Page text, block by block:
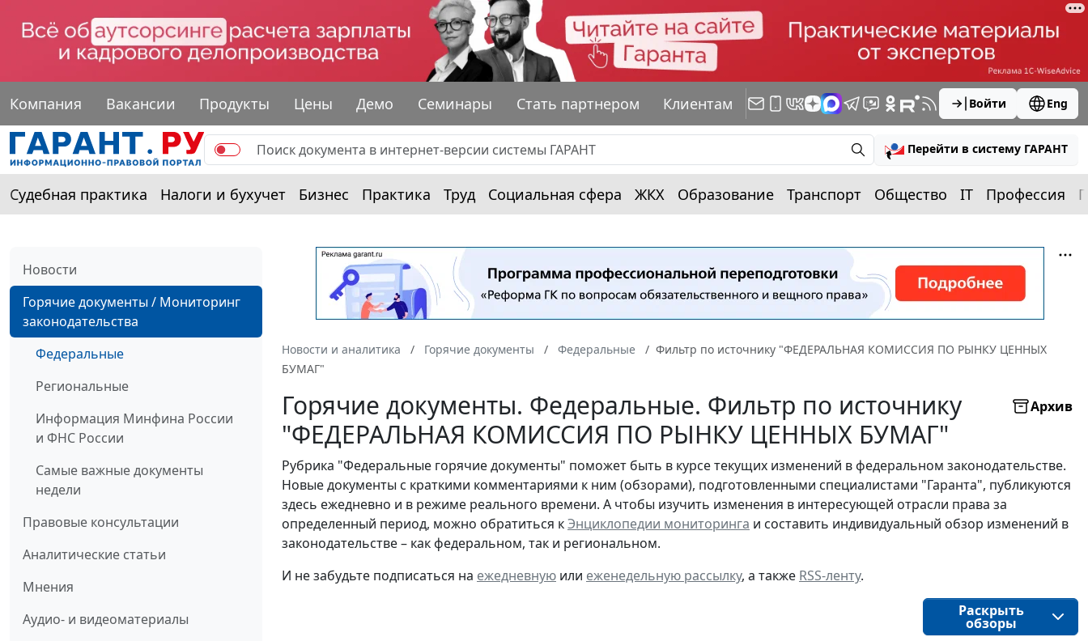
Компания Вакансии Продукты Цены Демо Семинары Стать партнером Клиентам Войти Eng
Перейти в систему ГАРАНТ
Судебная практика Налоги и бухучет Бизнес Практика Труд Социальная сфера ЖКХ Образование Транспорт Общество IT Профессия
Новости
Горячие документы / Мониторинг
законодательства
Федеральные
Региональные
Информация Минфина России
и ФНС России
Самые важные документы
недели
Правовые консультации
Аналитические статьи
Мнения
Аудио- и видеоматериалы
Новости и аналитика Горячие документы Федеральные
Фильтр по источнику "ФЕДЕРАЛЬНАЯ КОМИССИЯ ПО РЫНКУ ЦЕННЫХ
БУМАГ"
Горячие документы. Федеральные. Фильтр по источнику
"ФЕДЕРАЛЬНАЯ КОМИССИЯ ПО РЫНКУ ЦЕННЫХ БУМАГ"
Архив
Рубрика "Федеральные горячие документы" поможет быть в курсе текущих изменений в федеральном законодательстве.
Новые документы с краткими комментариями к ним (обзорами), подготовленными специалистами "Гаранта", публикуются
здесь ежедневно и в режиме реального времени. А чтобы изучить изменения в интересующей отрасли права за
определенный период, можно обратиться кЭнциклопедии мониторинга и составить индивидуальный обзор изменений в
законодательстве – как федеральном, так и региональном.
И не забудьте подписаться на ежедневную или еженедельную рассылку, а также RSS-ленту.
Раскрыть
обзоры